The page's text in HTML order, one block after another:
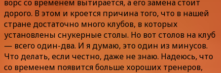
ворс со временем вытирается, а его замена стоит
дорого. В этом и кроется причина того, что в нашей
стране достаточно много клубов, в которых
установлены снукерные столы. Но вот столов на клуб
— всего один-два. И я думаю, это один из минусов.
Что делать, если честно, даже не знаю. Надеюсь, что
со временем появится больше хороших тренеров,